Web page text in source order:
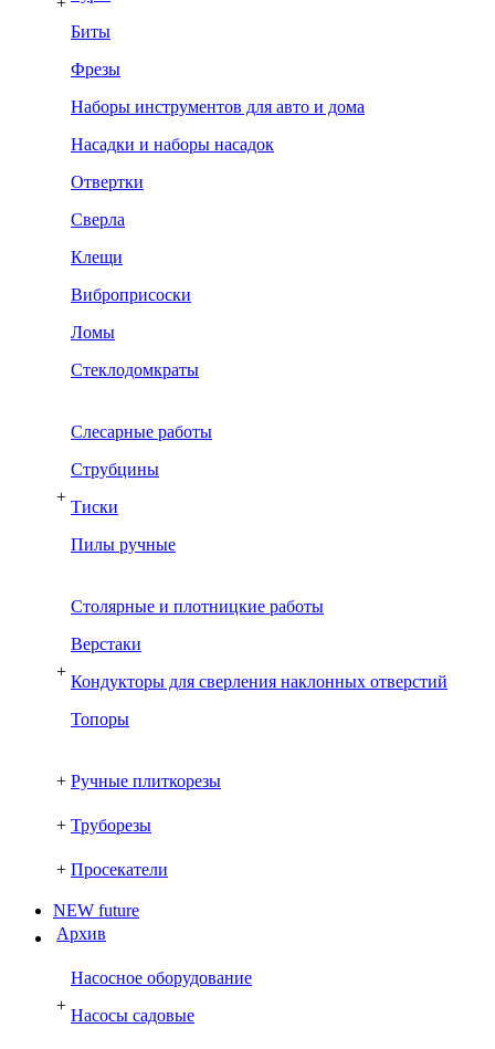
Биты
Фрезы
Наборы инструментов для авто и дома
Насадки и наборы насадок
Отвертки
Сверла
Клещи
Виброприсоски
Ломы
Стеклодомкраты
+
Слесарные работы
Струбцины
Тиски
Пилы ручные
+
Столярные и плотницкие работы
Верстаки
Кондукторы для сверления наклонных отверстий
Топоры
+ Ручные плиткорезы
+ Труборезы
+ Просекатели
NEW future
Архив
+
Насосное оборудование
Насосы садовые